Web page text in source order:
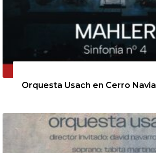
Orquesta Usach en Cerro Navia